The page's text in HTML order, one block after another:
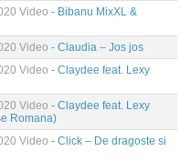
Video - Bibanu MixXL &
Video - Claudia – Jos jos
Video - Claydee feat. Lexy
Video - Claydee feat. Lexy
Romana)
Video - Click – De dragoste si